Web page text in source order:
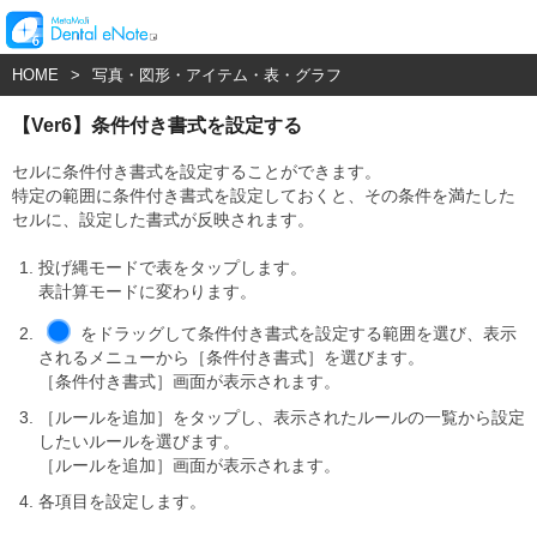
HOME > 写真・図形・アイテム・表・グラフ
【Ver6】条件付き書式を設定する
セルに条件付き書式を設定することができます。
特定の範囲に条件付き書式を設定しておくと、その条件を満たした
セルに、設定した書式が反映されます。
投げ縄モードで表をタップします。
表計算モードに変わります。
をドラッグして条件付き書式を設定する範囲を選び、表示
されるメニューから［条件付き書式］を選びます。
［条件付き書式］画面が表示されます。
［ルールを追加］をタップし、表示されたルールの一覧から設定
したいルールを選びます。
［ルールを追加］画面が表示されます。
各項目を設定します。